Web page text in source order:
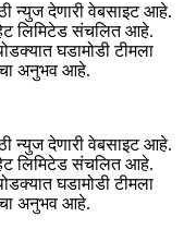
न्युज देणारी वेबसाइट आहे.
लिमिटेड संचलित आहे.
घडामोडी टीमला
अनुभव आहे.
न्युज देणारी वेबसाइट आहे.
लिमिटेड संचलित आहे.
घडामोडी टीमला
अनुभव आहे.